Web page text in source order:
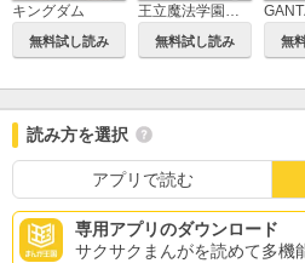
キングダム
無料試し読み
王立魔法学園の最下生～貧困街上がりの最強魔法師、貴族だらけの学園で無双する～
無料試し読み 無
読み方を選択
アプリで読む
専用アプリのダウンロード
サクサクまんがを読めて多機